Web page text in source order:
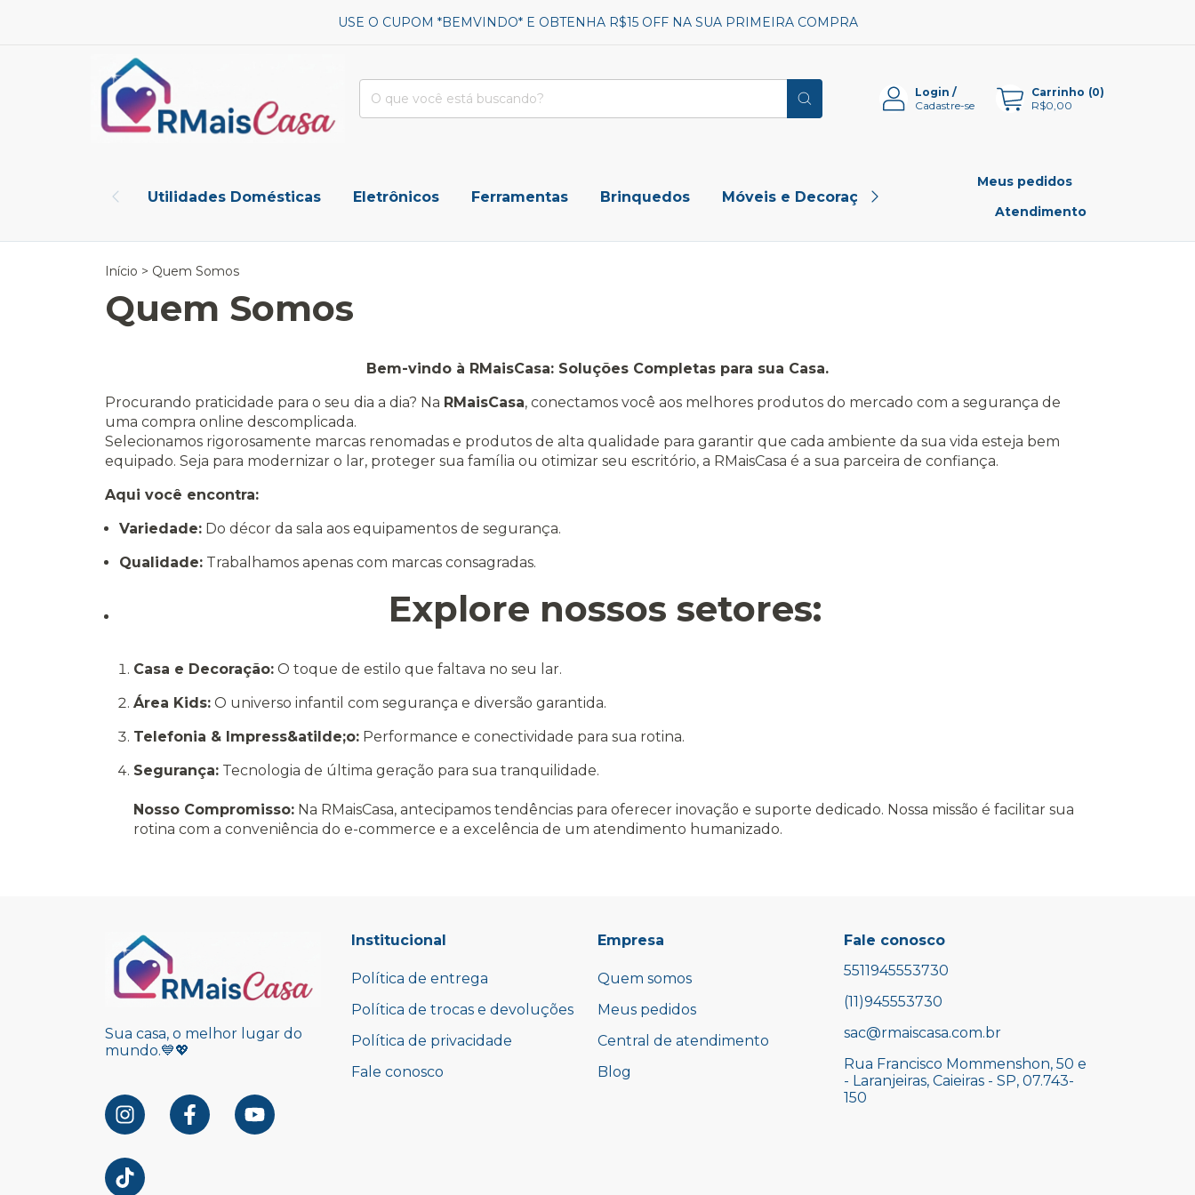
USE O CUPOM *BEMVINDO* E OBTENHA R$15 OFF NA SUA PRIMEIRA COMPRA
Login /
Cadastre-se
Carrinho (0)
R$0,00
Utilidades Domésticas Eletrônicos Ferramentas Brinquedos Móveis e Decoração
Meus pedidos
Atendimento
Início > Quem Somos
Quem Somos
Bem-vindo à RMaisCasa: Soluções Completas para sua Casa.
Procurando praticidade para o seu dia a dia? Na RMaisCasa, conectamos você aos melhores produtos do mercado com a segurança de
uma compra online descomplicada.
Selecionamos rigorosamente marcas renomadas e produtos de alta qualidade para garantir que cada ambiente da sua vida esteja bem
equipado. Seja para modernizar o lar, proteger sua família ou otimizar seu escritório, a RMaisCasa é a sua parceira de confiança.
Aqui você encontra:
Variedade: Do décor da sala aos equipamentos de segurança.
Qualidade: Trabalhamos apenas com marcas consagradas.
Explore nossos setores:
Casa e Decoração: O toque de estilo que faltava no seu lar.
Área Kids: O universo infantil com segurança e diversão garantida.
Telefonia & Impress&atilde;o: Performance e conectividade para sua rotina.
Segurança: Tecnologia de última geração para sua tranquilidade.
Nosso Compromisso: Na RMaisCasa, antecipamos tendências para oferecer inovação e suporte dedicado. Nossa missão é facilitar sua
rotina com a conveniência do e-commerce e a excelência de um atendimento humanizado.
Sua casa, o melhor lugar do
mundo.💙💖
Institucional
Política de entrega
Política de trocas e devoluções
Política de privacidade
Fale conosco
Empresa
Quem somos
Meus pedidos
Central de atendimento
Blog
Fale conosco
5511945553730
(11)945553730
sac@rmaiscasa.com.br
Rua Francisco Mommenshon, 50 e
- Laranjeiras, Caieiras - SP, 07.743-
150